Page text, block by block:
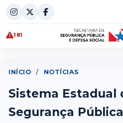
Skip
to
content
181
INÍCIO / NOTÍCIAS
Sistema Estadual
Segurança